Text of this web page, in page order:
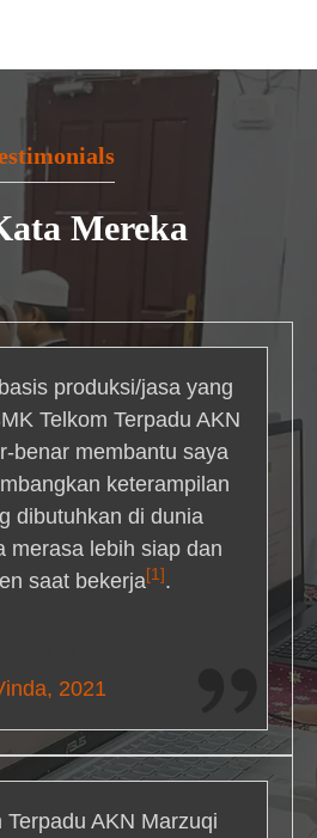
Mereka
produksi/jasa yang
Telkom Terpadu AKN
benar membantu saya
keterampilan
dibutuhkan di dunia
merasa lebih siap dan
saat bekerja[1] .
2021
Terpadu AKN Marzuqi